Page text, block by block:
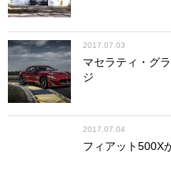
2017.07.03
マセラティ・グ
ジ
2017.07.04
フィアット500X